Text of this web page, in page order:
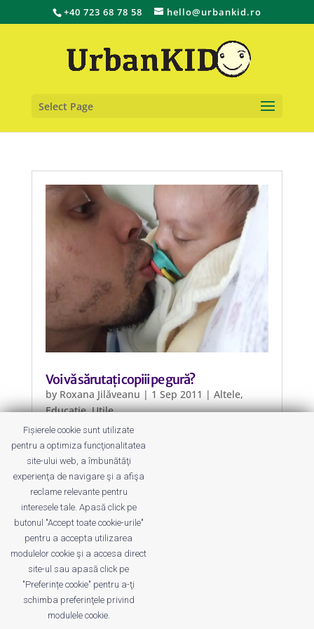
+40 723 68 78 58 hello@urbankid.ro
Select Page
Voi vă sărutați copiii pe gură?
by Roxana Jilăveanu | 1 Sep 2011 | Altele,
Educație,Utile
Părinții sunt pupăcioși, asta e clar!
Unii își pupă copiii pe mâini, alții pe
obraz sau pe piciorușe și alții și pe
buze!
Despre noi Publicitate
Privacy
Fișierele cookie sunt utilizate
pentru a optimiza funcţionalitatea
site-ului web, a îmbunătăţi
experienţa de navigare şi a afişa
reclame relevante pentru
interesele tale. Apasă click pe
butonul "Accept toate cookie-urile"
pentru a accepta utilizarea
modulelor cookie şi a accesa direct
site-ul sau apasă click pe
"Preferințe cookie" pentru a-ţi
schimba preferinţele privind
modulele cookie.